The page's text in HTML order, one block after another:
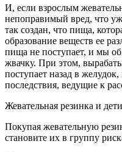
И, если взрослым
непоправимый вред, что
так создан, что пища,
образование веществ ее
пища не поступает, и мы
жвачку. При этом,
поступает назад в
последствия, ведущие к
Жевательная резинка и дети
Покупая жевательную
становите их в группу